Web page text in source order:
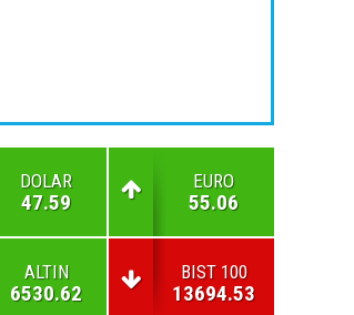
DOLAR
47.59
EURO
55.06
ALTIN
6530.62
BIST 100
13694.53